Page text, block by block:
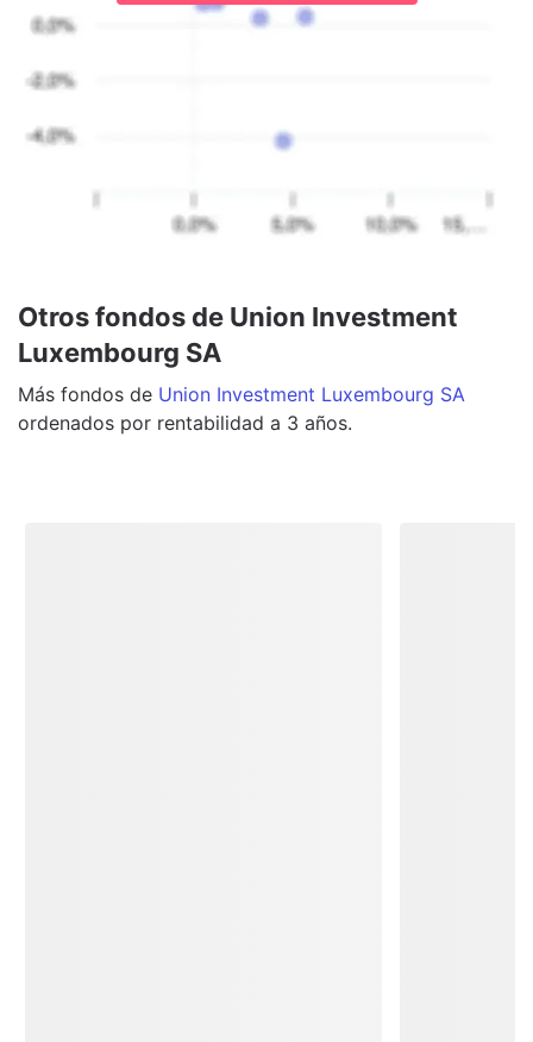
Otros fondos de Union Investment
Luxembourg SA
Más fondos de Union Investment Luxembourg SA
ordenados por rentabilidad a 3 años.